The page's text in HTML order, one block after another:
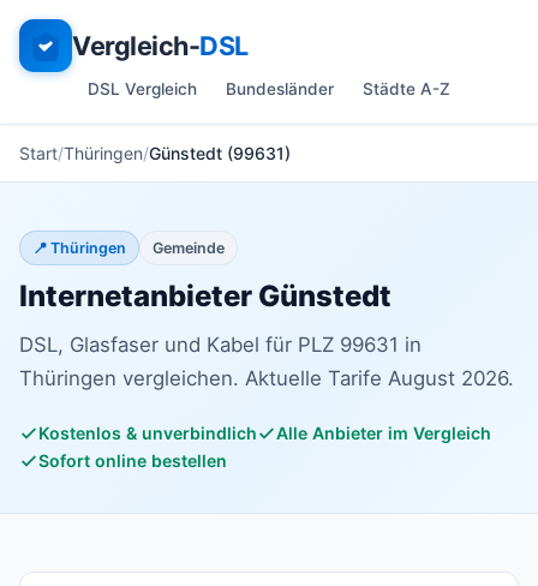
Vergleich-DSL
DSL Vergleich Bundesländer Städte A-Z
Start Thüringen Günstedt (99631)
📍 Thüringen Gemeinde
Internetanbieter Günstedt
DSL, Glasfaser und Kabel für PLZ 99631 in
Thüringen vergleichen. Aktuelle Tarife August 2026.
Kostenlos & unverbindlich
Alle Anbieter im Vergleich
Sofort online bestellen